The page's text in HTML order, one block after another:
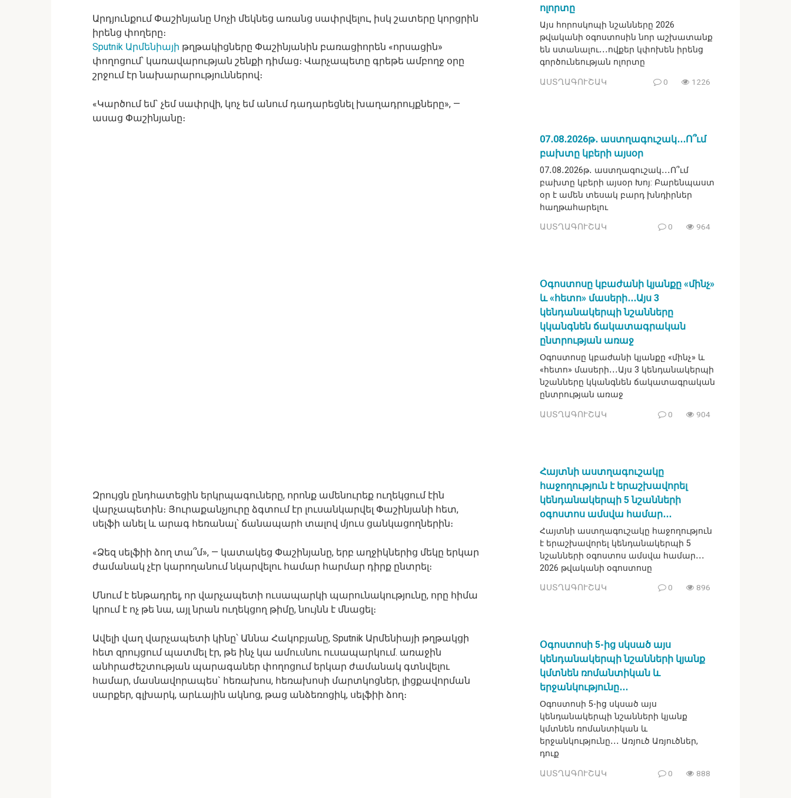
Արդյունքում Փաշինյանը Սոչի մեկնեց առանց սափրվելու, իսկ շատերը կորցրին
իրենց փողերը։
Sputnik Արմենիայի թղթակիցները Փաշինյանին բառացիորեն «որսացին»
փողոցում՝ կառավարության շենքի դիմաց։ Վարչապետը գրեթե ամբողջ օրը
շրջում էր նախարարություններով։
«Կարծում եմ` չեմ սափրվի, կոչ եմ անում դադարեցնել խաղադրույքները», —
ասաց Փաշինյանը։
Զրույցն ընդհատեցին երկրպագուները, որոնք ամենուրեք ուղեկցում էին
վարչապետին։ Յուրաքանչյուրը ձգտում էր լուսանկարվել Փաշինյանի հետ,
սելֆի անել և արագ հեռանալ՝ ճանապարհ տալով մյուս ցանկացողներին։
«Ձեզ սելֆիի ձող տա՞մ», — կատակեց Փաշինյանը, երբ աղջիկներից մեկը երկար
ժամանակ չէր կարողանում նկարվելու համար հարմար դիրք ընտրել։
Մնում է ենթադրել, որ վարչապետի ուսապարկի պարունակությունը, որը հիմա
կրում է ոչ թե նա, այլ նրան ուղեկցող թիմը, նույնն է մնացել։
Ավելի վաղ վարչապետի կինը՝ Աննա Հակոբյանը, Sputnik Արմենիայի թղթակցի
հետ զրույցում պատմել էր, թե ինչ կա ամուսնու ուսապարկում. առաջին
անհրաժեշտության պարագաներ փողոցում երկար ժամանակ գտնվելու
համար, մասնավորապես` հեռախոս, հեռախոսի մարտկոցներ, լիցքավորման
սարքեր, գլխարկ, արևային ակնոց, թաց անձեռոցիկ, սելֆիի ձող։
ոլորտը
Այս հորոսկոպի նշանները 2026
թվականի օգոստոսին նոր աշխատանք
են ստանալու․․․ովքեր կփոխեն իրենց
գործունեության ոլորտը
ԱՍՏՂԱԳՈՒՇԱԿ 0 1226
07․08․2026թ․ աստղագուշակ․․․Ո՞ւմ
բախտը կբերի այսօր
07․08․2026թ․ աստղագուշակ․․․Ո՞ւմ
բախտը կբերի այսօր Խոյ: Բարենպաստ
օր է ամեն տեսակ բարդ խնդիրներ
հաղթահարելու
ԱՍՏՂԱԳՈՒՇԱԿ 0 964
Օգոստոսը կբաժանի կյանքը «մինչ»
և «հետո» մասերի․․․Այս 3
կենդանակերպի նշանները
կկանգնեն ճակատագրական
ընտրության առաջ
Օգոստոսը կբաժանի կյանքը «մինչ» և
«հետո» մասերի․․․Այս 3 կենդանակերպի
նշանները կկանգնեն ճակատագրական
ընտրության առաջ
ԱՍՏՂԱԳՈՒՇԱԿ 0 904
Հայտնի աստղագուշակը
հաջողություն է երաշխավորել
կենդանակերպի 5 նշանների
օգոստոս ամսվա համար․․․
Հայտնի աստղագուշակը հաջողություն
է երաշխավորել կենդանակերպի 5
նշանների օգոստոս ամսվա համար․․․
2026 թվականի օգոստոսը
ԱՍՏՂԱԳՈՒՇԱԿ 0 896
Օգոստոսի 5-ից սկսած այս
կենդանակերպի նշանների կյանք
կմտնեն ռոմանտիկան և
երջանկությունը․․․
Օգոստոսի 5-ից սկսած այս
կենդանակերպի նշանների կյանք
կմտնեն ռոմանտիկան և
երջանկությունը․․․ Առյուծ Առյուծներ,
դուք
ԱՍՏՂԱԳՈՒՇԱԿ 0 888